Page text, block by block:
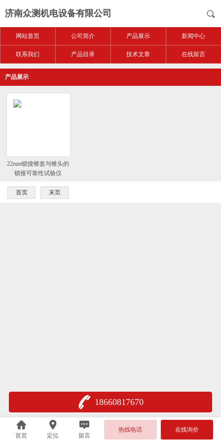
济南众测机电设备有限公司
网站首页 公司简介 产品展示 新闻中心
联系我们 产品目录 技术文章 在线留言
产品展示
22mm锁接锥套与锥头的
锁接可靠性试验仪
首页 末页
18660817670
首页 定位 留言
热线电话 在线询价